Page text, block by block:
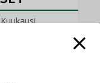
Kuukausi